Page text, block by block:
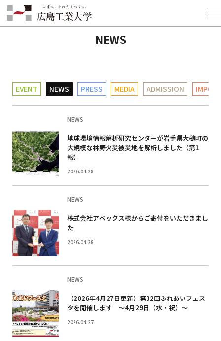
HOME INFORMATION
NEWS
EVENT NEWS PRESS MEDIA ADMISSION
NEWS
地球環境情報解析研究センターが岩手県大槌町の
大規模な林野火災被災地を解析しました（第1
報）
2026.04.28
NEWS
株式会社アベックス様からご寄付をいただきまし
た
2026.04.28
NEWS
（2026年4月27日更新）第32回ふれあいフェス
タを開催します ～4月29日（水・祝）～
2026.04.27